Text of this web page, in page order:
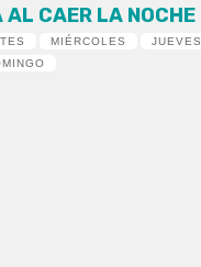
AL CAER LA NOCHE
MIÉRCOLES JUEVES